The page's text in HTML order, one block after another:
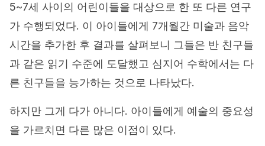
5~7세 사이의 어린이들을 대상으로 한 또 다른 연구
가 수행되었다. 이 아이들에게 7개월간 미술과 음악
시간을 추가한 후 결과를 살펴보니 그들은 반 친구들
과 같은 읽기 수준에 도달했고 심지어 수학에서는 다
른 친구들을 능가하는 것으로 나타났다.
하지만 그게 다가 아니다. 아이들에게 예술의 중요성
을 가르치면 다른 많은 이점이 있다.